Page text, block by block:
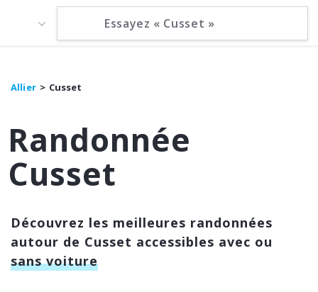
Allier Cusset
Randonnée
Cusset
Découvrez les meilleures randonnées
autour de Cusset accessibles avec ou
sans voiture